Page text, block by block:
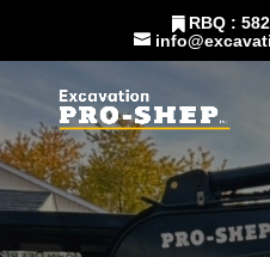
RBQ :